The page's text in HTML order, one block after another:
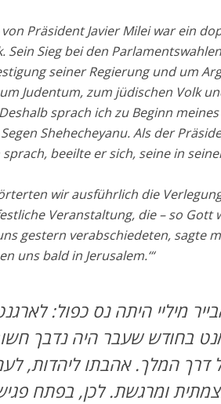
von Präsident Javier Milei war ein
Sein Sieg bei den
seiner Regierung und um
Judentum, zum jüdischen Volk
sprach ich zu Beginn
Shehecheyanu. Als der
beeilte er sich, seine in
wir ausführlich die
Veranstaltung, die – so
gestern verabschiedeten, sagte
uns bald in Jerusalem.‘“
בחודש שעבר היה נדבך
דרך המלך. אהבתו ליהדות,
ומרגשת. לכן, בפתח